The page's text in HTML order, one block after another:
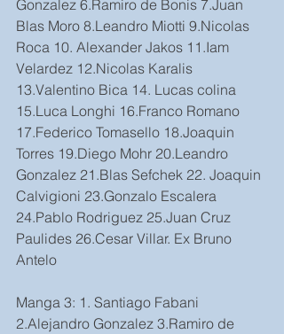
Gonzalez 6.Ramiro de Bonis 7.Juan
Blas Moro 8.Leandro Miotti 9.Nicolas
Roca 10. Alexander Jakos 11.Iam
Velardez 12.Nicolas Karalis
13.Valentino Bica 14. Lucas colina
15.Luca Longhi 16.Franco Romano
17.Federico Tomasello 18.Joaquin
Torres 19.Diego Mohr 20.Leandro
Gonzalez 21.Blas Sefchek 22. Joaquin
Calvigioni 23.Gonzalo Escalera
24.Pablo Rodriguez 25.Juan Cruz
Paulides 26.Cesar Villar. Ex Bruno
Antelo
Manga 3: 1. Santiago Fabani
2.Alejandro Gonzalez 3.Ramiro de